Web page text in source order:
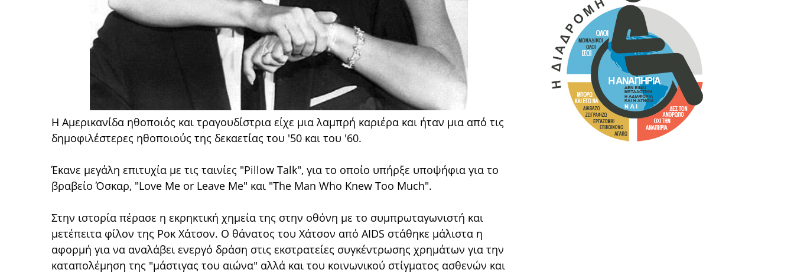
Η Αμερικανίδα ηθοποιός και τραγουδίστρια είχε μια λαμπρή καριέρα και ήταν μια από τις
δημοφιλέστερες ηθοποιούς της δεκαετίας του '50 και του '60.
Έκανε μεγάλη επιτυχία με τις ταινίες "Pillow Talk", για το οποίο υπήρξε υποψήφια για το
βραβείο Όσκαρ, "Love Me or Leave Me" και "The Man Who Knew Too Much".
Στην ιστορία πέρασε η εκρηκτική χημεία της στην οθόνη με το συμπρωταγωνιστή και
μετέπειτα φίλον της Ροκ Χάτσον. Ο θάνατος του Χάτσον από AIDS στάθηκε μάλιστα η
αφορμή για να αναλάβει ενεργό δράση στις εκστρατείες συγκέντρωσης χρημάτων για την
καταπολέμηση της "μάστιγας του αιώνα" αλλά και του κοινωνικού στίγματος ασθενών και